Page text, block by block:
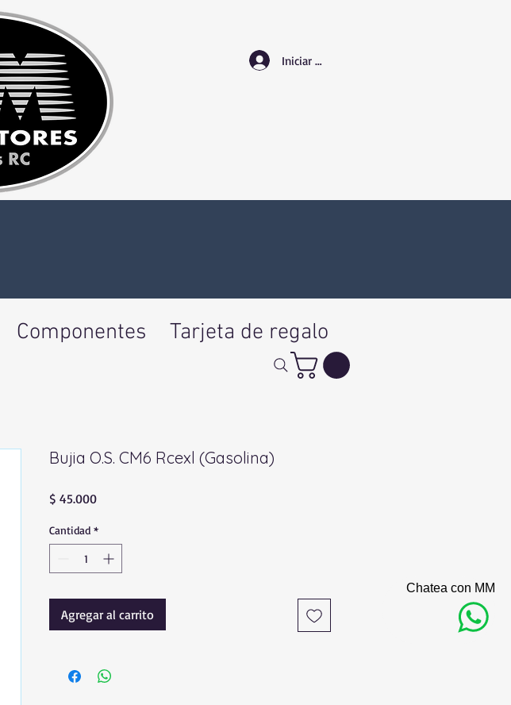
Iniciar sesión
Componentes Tarjeta de regalo
Chatea con MM
Bujia O.S. CM6 Rcexl (Gasolina)
$ 45.000Precio
Cantidad *
Agregar al carrito